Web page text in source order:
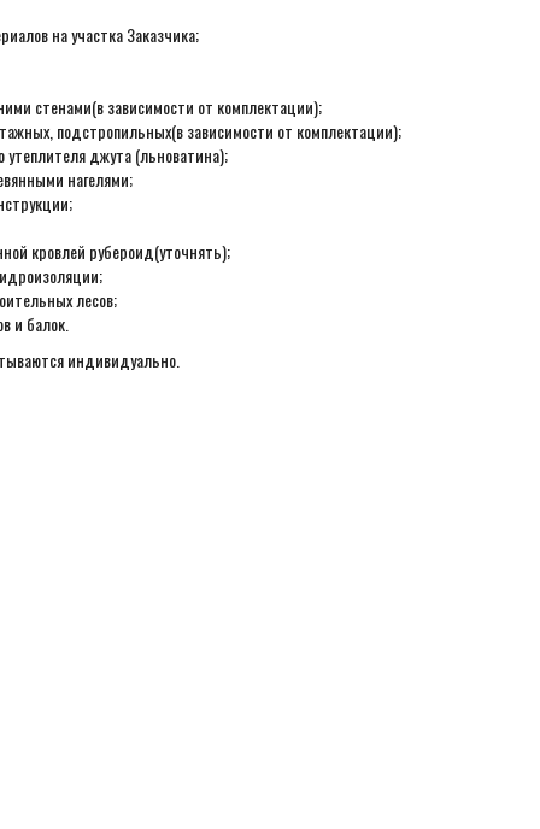
на участка Заказчика;
стенами(в зависимости от комплектации);
подстропильных(в зависимости от комплектации);
утеплителя джута (льноватина);
нагелями;
кровлей рубероид(уточнять);
лесов;
и балок.
индивидуально.